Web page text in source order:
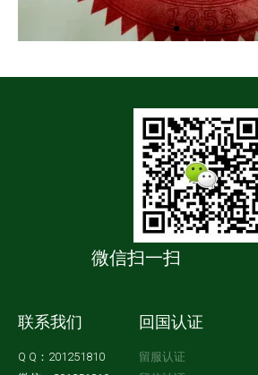
微信扫一扫
联系我们
Q Q：201251810
回国认证
留服认证